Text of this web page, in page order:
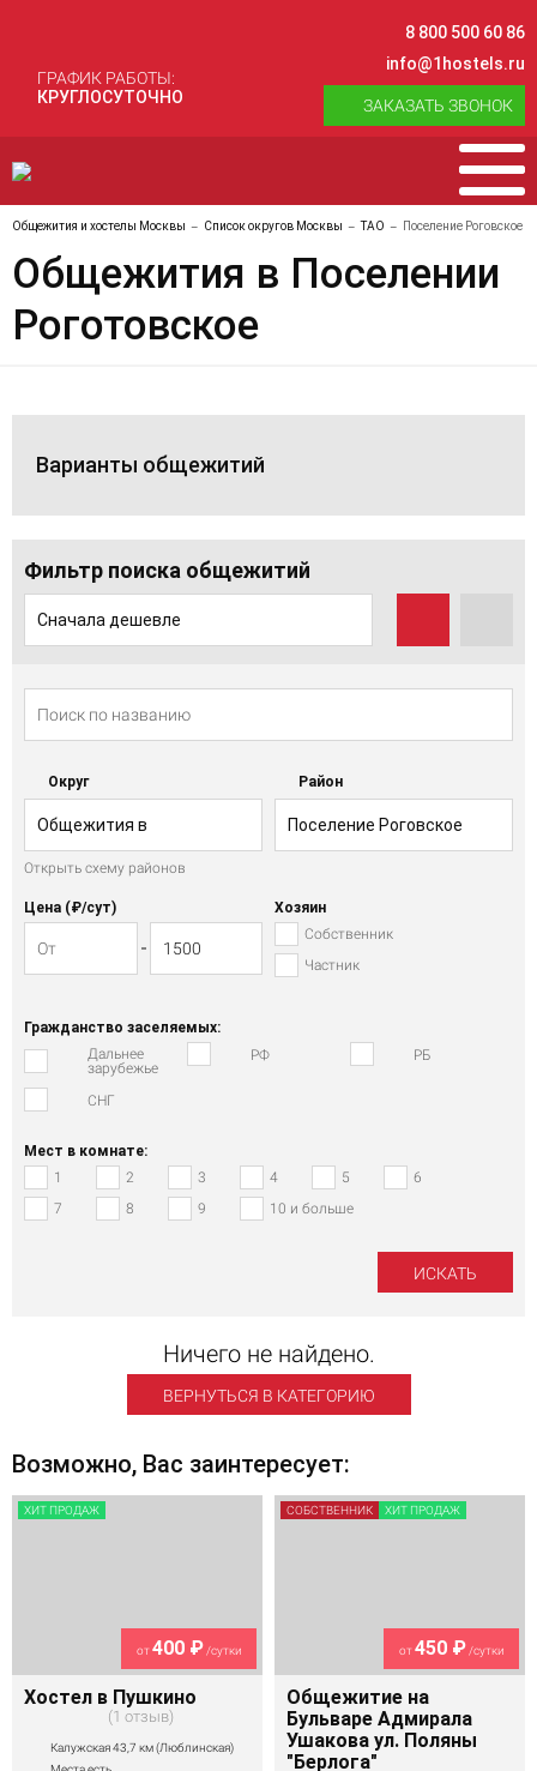
ГРАФИК РАБОТЫ:
КРУГЛОСУТОЧНО
8 800 500 60 86
info@1hostels.ru
ЗАКАЗАТЬ ЗВОНОК
Общежития и хостелы Москвы Список округов Москвы ТАО Поселение Роговское
Общежития в Поселении
Роготовское
Варианты общежитий
Фильтр поиска общежитий
Сначала дешевле
Округ
Общежития в
Троицком АО
Открыть схему районов
Район
Поселение Роговское
Цена (₽/cут)
Хозяин
Собственник
Частник
Гражданство заселяемых:
Дальнее
зарубежье
РФ РБ
СНГ
Мест в комнате:
1
2 3 4 5
6
7
8 9 10 и больше
Ничего не найдено.
ВЕРНУТЬСЯ В КАТЕГОРИЮ
Возможно, Вас заинтересует:
от400 ₽/сутки
Хостел в Пушкино
1 отзыв
Калужская 43,7 км (Люблинская)
ХИТ ПРОДАЖ
от450 ₽/сутки
Общежитие на
Бульваре Адмирала
Ушакова ул. Поляны
"Берлога"
СОБСТВЕННИК ХИТ ПРОДАЖ